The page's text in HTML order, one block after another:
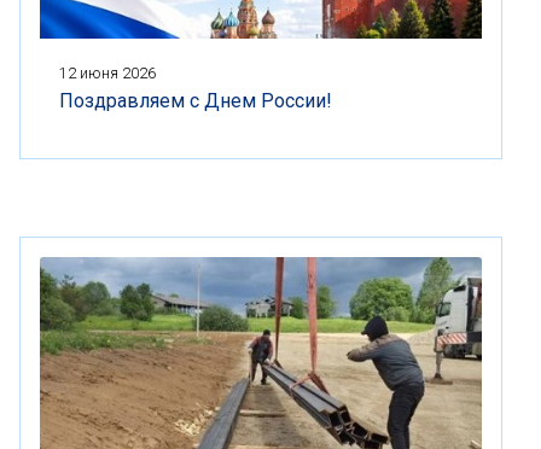
12 июня 2026
Поздравляем с Днем России!